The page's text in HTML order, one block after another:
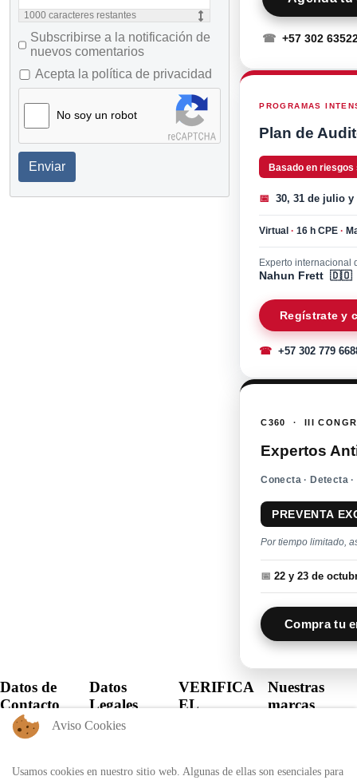
1000 caracteres restantes
Subscribirse a la notificación de
nuevos comentarios
Acepta la política de privacidad
No soy un robot
Enviar
☎ +57 302
PROGRAMAS
Plan de
Basado en riesgos
📅 30, 31 de julio y
Virtual· 16 h CPE·
Experto internacional
Nahun Frett 🇩🇴
Regístrate y
☎ +57 302 779
C360 · III
Expertos
Conecta · Detecta
PREVENTA
Por tiempo limitado,
📅 22 y 23 de
Compra tu
Datos de
Contacto
+57 60 1
6818530
Datos
Legales
VERIFICA
EL
certificado
Nuestras
marcas
Aviso Cookies
Usamos cookies en nuestro sitio web. Algunas de ellas son esenciales para